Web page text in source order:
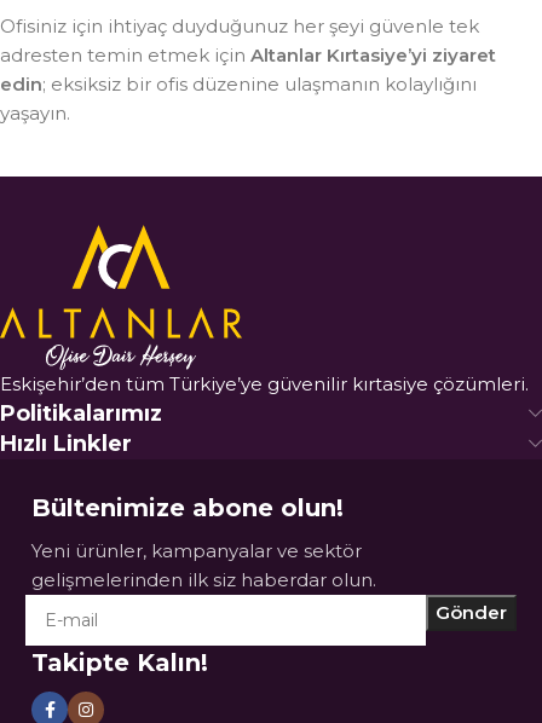
Ofisiniz için ihtiyaç duyduğunuz her şeyi güvenle tek
adresten temin etmek için Altanlar Kırtasiye’yi ziyaret
edin; eksiksiz bir ofis düzenine ulaşmanın kolaylığını
yaşayın.
Eskişehir’den tüm Türkiye’ye güvenilir kırtasiye çözümleri.
Politikalarımız
Hızlı Linkler
Bültenimize abone olun!
Yeni ürünler, kampanyalar ve sektör
gelişmelerinden ilk siz haberdar olun.
Takipte Kalın!